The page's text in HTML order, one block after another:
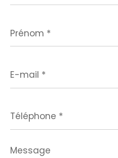
*
mail
*
*
Message
*